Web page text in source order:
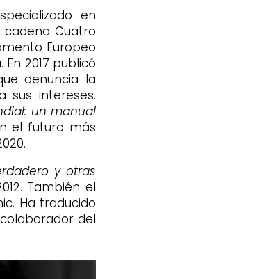
en
cadena Cuatro
Europeo
2017 publicó
denuncia la
sus intereses.
un manual
el futuro más
y otras
También el
Ha traducido
del